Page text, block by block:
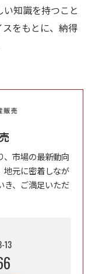
知識を持つこと
をもとに、納得
、市場の最新動向
地元に密着しなが
き、ご満足いただ
13